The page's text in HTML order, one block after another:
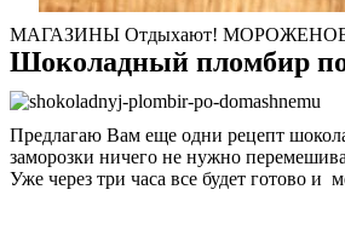
МАГАЗИНЫ Отдыхают! МОРОЖЕНОЕ
Шоколадный пломбир
Предлагаю Вам еще одни рецепт
заморозки ничего не нужно
Уже через три часа все будет готово